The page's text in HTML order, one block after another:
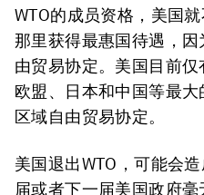
WTO的成员资格，美国
那里获得最惠国待遇，
由贸易协定。美国目前
欧盟、日本和中国等最
区域自由贸易协定。
美国退出WTO，可能会
届或者下一届美国政府